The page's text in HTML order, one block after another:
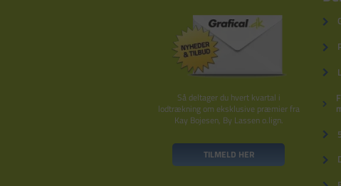
Så deltager du hvert kvartal i
lodtrækning om eksklusive præmier fra
Kay Bojesen, By Lassen o.lign.
TILMELD HER